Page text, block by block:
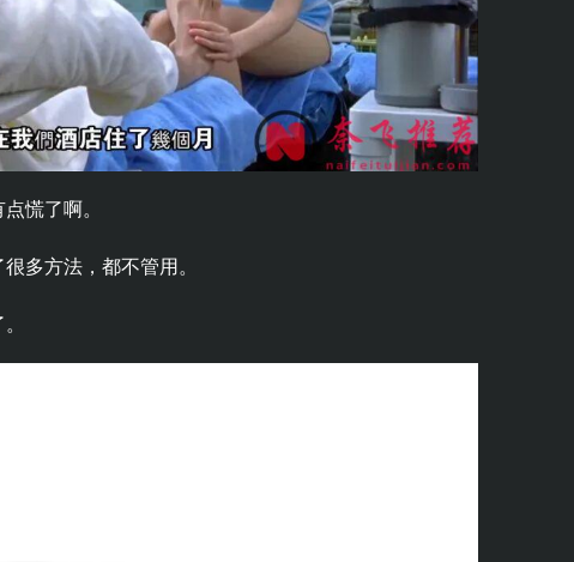
慌了啊。
多方法，都不管用。